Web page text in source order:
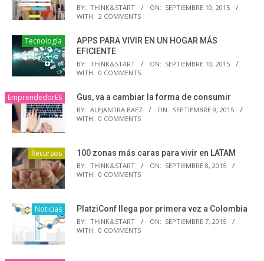
BY: THINK&START ON: SEPTIEMBRE 10, 2015
WITH: 2 COMMENTS
Tecnología
APPS PARA VIVIR EN UN HOGAR MÁS
EFICIENTE
BY: THINK&START ON: SEPTIEMBRE 10, 2015
WITH: 0 COMMENTS
EmprendedorES Gus, va a cambiar la forma de consumir
BY: ALEJANDRA BAEZ ON: SEPTIEMBRE 9, 2015
WITH: 0 COMMENTS
Recursos 100 zonas más caras para vivir en LATAM
BY: THINK&START ON: SEPTIEMBRE 8, 2015
WITH: 0 COMMENTS
Noticias PlatziConf llega por primera vez a Colombia
BY: THINK&START ON: SEPTIEMBRE 7, 2015
WITH: 0 COMMENTS